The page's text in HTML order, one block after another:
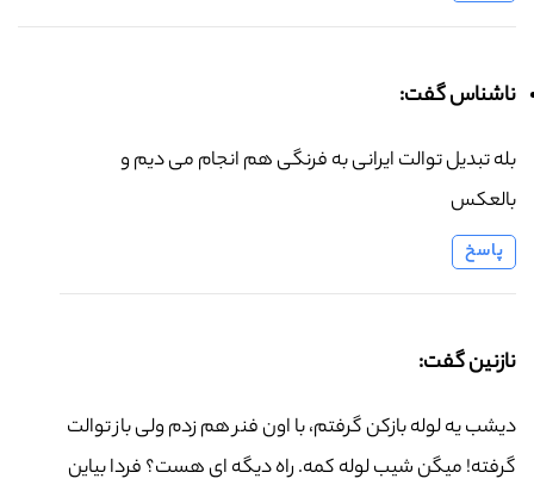
ناشناس گفت:
بله تبدیل توالت ایرانی به فرنگی هم انجام می دیم و
بالعکس
پاسخ
نازنین گفت:
دیشب یه لوله بازکن گرفتم، با اون فنر هم زدم ولی باز توالت
گرفته! میگن شیب لوله کمه. راه دیگه ای هست؟ فردا بیاین